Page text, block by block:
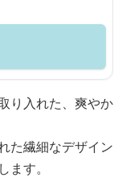
り入れた、爽やか
た繊細なデザイン
す。